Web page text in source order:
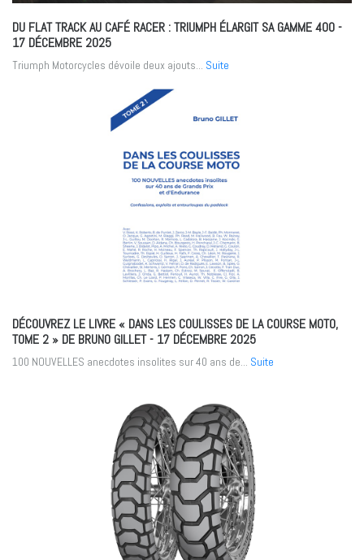
DU FLAT TRACK AU CAFÉ RACER : TRIUMPH ÉLARGIT SA GAMME 400-
17 DÉCEMBRE 2025
Triumph Motorcycles dévoile deux ajouts... Suite
DÉCOUVREZ LE LIVRE « DANS LES COULISSES DE LA COURSE MOTO,
TOME 2 » DE BRUNO GILLET- 17 DÉCEMBRE 2025
100 NOUVELLES anecdotes insolites sur 40 ans de... Suite